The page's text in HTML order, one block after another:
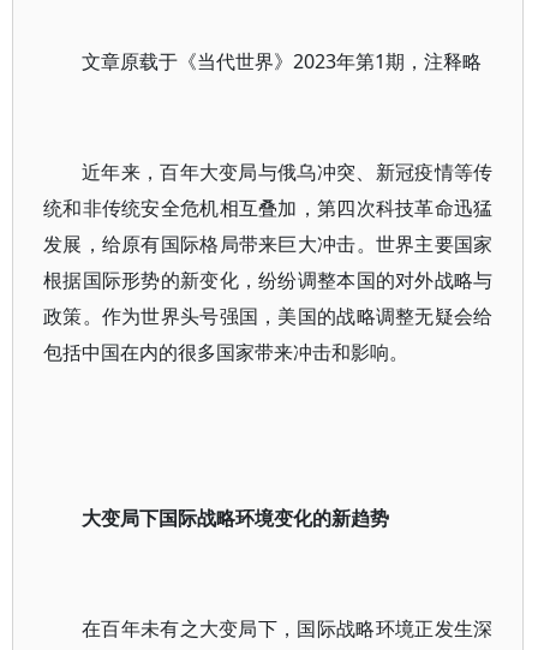
文章原载于《当代世界》2023年第1期，注释略
近年来，百年大变局与俄乌冲突、新冠疫情等传
统和非传统安全危机相互叠加，第四次科技革命迅猛
发展，给原有国际格局带来巨大冲击。世界主要国家
根据国际形势的新变化，纷纷调整本国的对外战略与
政策。作为世界头号强国，美国的战略调整无疑会给
包括中国在内的很多国家带来冲击和影响。
大变局下国际战略环境变化的新趋势
在百年未有之大变局下，国际战略环境正发生深